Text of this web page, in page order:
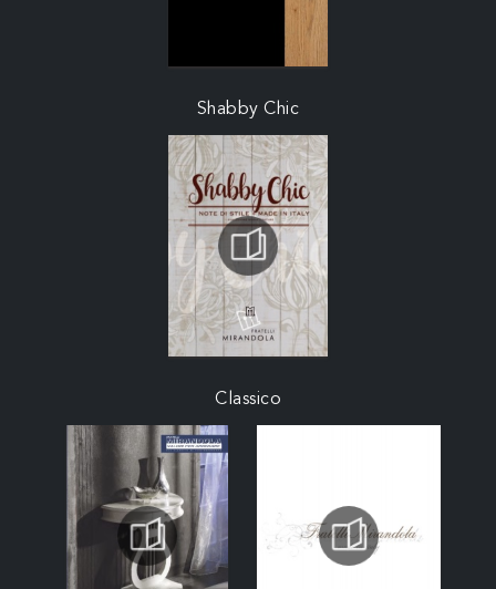
Shabby Chic
Classico